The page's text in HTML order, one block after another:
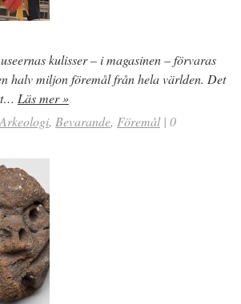
kulisser – i magasinen – förvaras
halv miljon föremål från hela världen. Det
Läs mer »
Arkeologi, Bevarande, Föremål | 0